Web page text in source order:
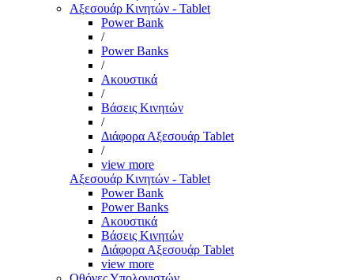
Αξεσουάρ Κινητών - Tablet
Power Bank
/
Power Banks
/
Ακουστικά
/
Βάσεις Κινητών
/
Διάφορα Αξεσουάρ Tablet
/
view more
Αξεσουάρ Κινητών - Tablet
Power Bank
Power Banks
Ακουστικά
Βάσεις Κινητών
Διάφορα Αξεσουάρ Tablet
view more